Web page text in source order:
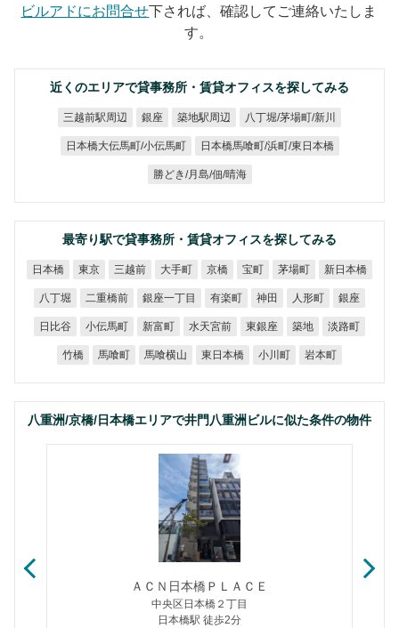
ビルアドにお問合せ下されば、確認してご連絡いたしま
す。
近くのエリアで貸事務所・賃貸オフィスを探してみる
三越前駅周辺 銀座 築地駅周辺 八丁堀/茅場町/新川
日本橋大伝馬町/小伝馬町 日本橋馬喰町/浜町/東日本橋
勝どき/月島/佃/晴海
最寄り駅で貸事務所・賃貸オフィスを探してみる
日本橋 東京 三越前 大手町 京橋 宝町 茅場町 新日本橋
八丁堀 二重橋前 銀座一丁目 有楽町 神田 人形町 銀座
日比谷 小伝馬町 新富町 水天宮前 東銀座 築地 淡路町
竹橋 馬喰町 馬喰横山 東日本橋 小川町 岩本町
八重洲/京橋/日本橋エリアで井門八重洲ビルに似た条件の物件
ＡＣＮ日本橋ＰＬＡＣＥ
中央区日本橋２丁目
日本橋駅 徒歩2分